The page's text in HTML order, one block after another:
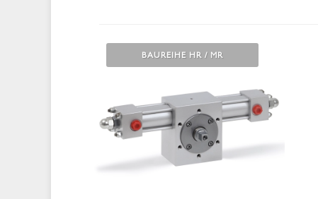
BAUREIHE HR / MR